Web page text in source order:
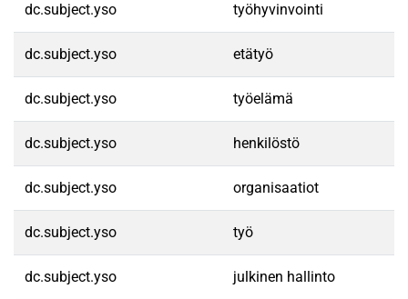
dc.subject.yso työhyvinvointi
dc.subject.yso etätyö
dc.subject.yso työelämä
dc.subject.yso henkilöstö
dc.subject.yso organisaatiot
dc.subject.yso työ
dc.subject.yso julkinen hallinto